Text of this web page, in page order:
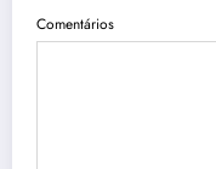
Comentários